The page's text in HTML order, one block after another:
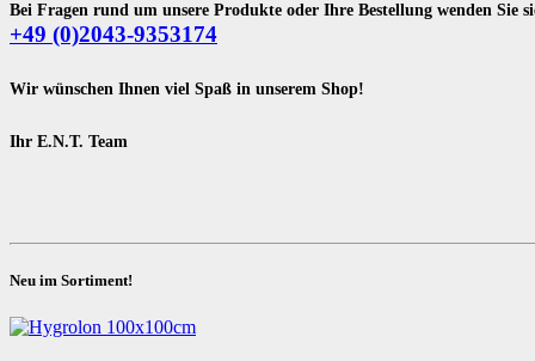
Bei Fragen rund um unsere Produkte oder Ihre Bestellung wenden Sie
+49 (0)2043-9353174
Wir wünschen Ihnen viel Spaß in unserem Shop!
Ihr E.N.T. Team
Neu im Sortiment!